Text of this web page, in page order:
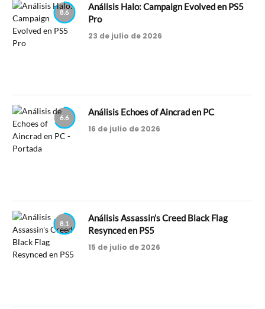
8.6
Análisis Halo: Campaign Evolved en PS5
Pro
23 de julio de 2026
6.6
Análisis Echoes of Aincrad en PC
16 de julio de 2026
8.1
Análisis Assassin’s Creed Black Flag
Resynced en PS5
15 de julio de 2026